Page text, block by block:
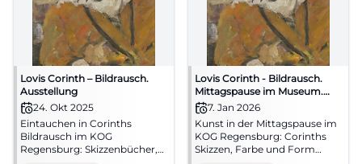
Lovis Corinth – Bildrausch.
Ausstellung
24. Okt 2025
Eintauchen in Corinths
Bildrausch im KOG
Regensburg: Skizzenbücher,
Lovis Corinth - Bildrausch.
Mittagspause im Museum.
Kurzführung
7. Jan 2026
Kunst in der Mittagspause im
KOG Regensburg: Corinths
Skizzen, Farbe und Form